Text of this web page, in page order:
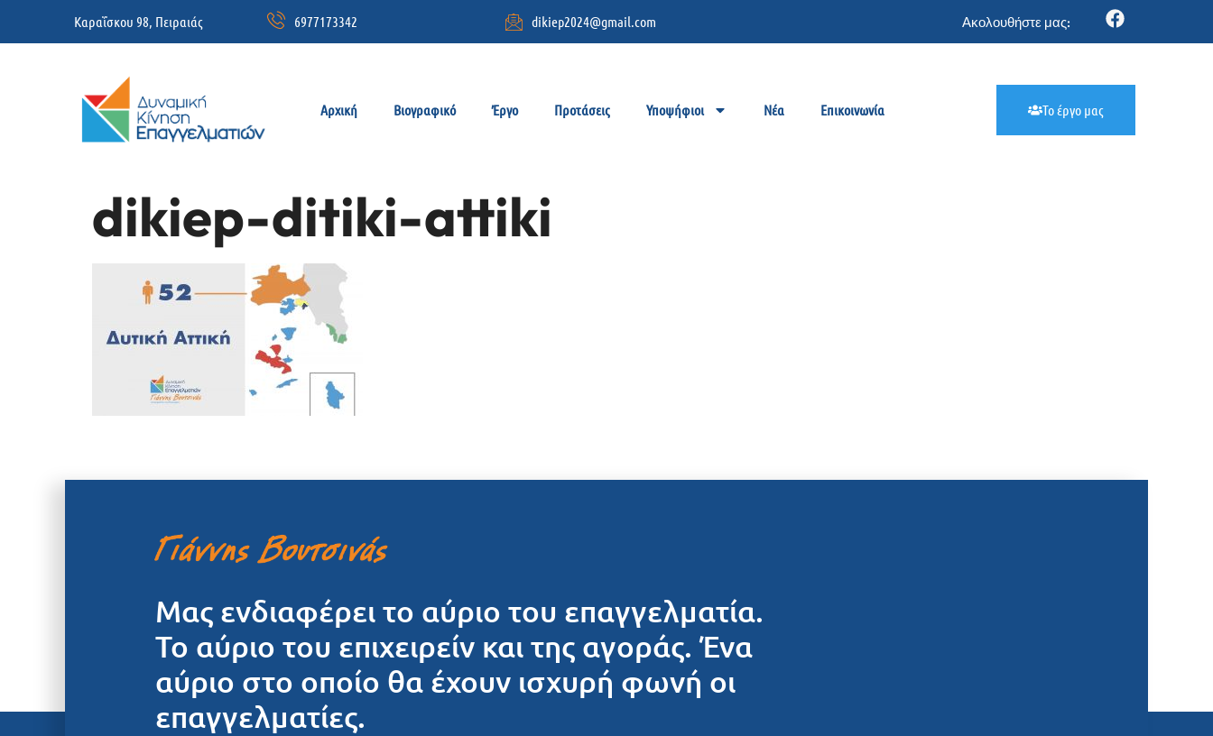
Καραΐσκου 98, Πειραιάς 6977173342 dikiep2024@gmail.com Ακολουθήστε μας:
Αρχική Βιογραφικό Έργο Προτάσεις Υποψήφιοι Νέα Επικοινωνία Το έργο μας
dikiep-ditiki-attiki
Μας ενδιαφέρει το αύριο του επαγγελματία.
Το αύριο του επιχειρείν και της αγοράς. Ένα
αύριο στο οποίο θα έχουν ισχυρή φωνή οι
επαγγελματίες.